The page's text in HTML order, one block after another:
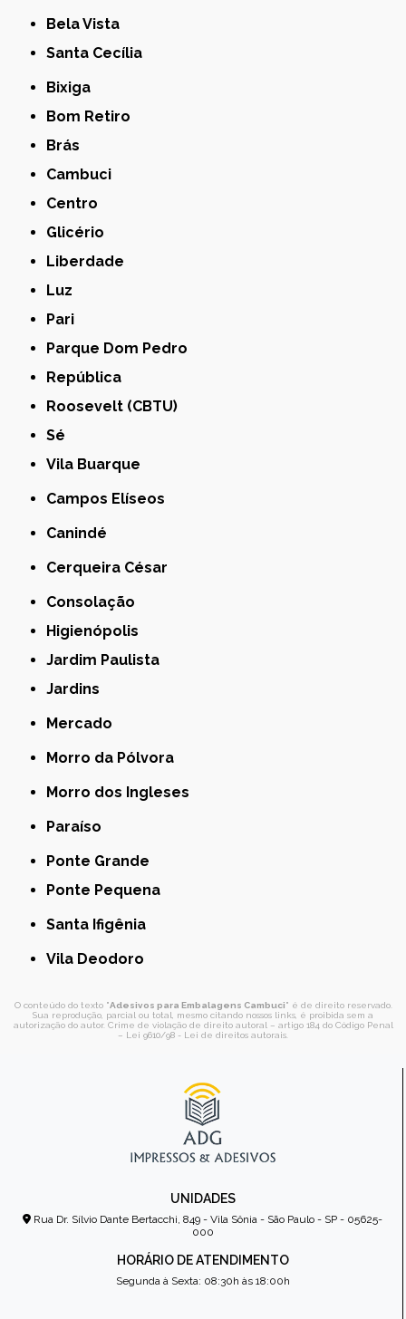
Bela Vista
Santa Cecília
Bixiga
Bom Retiro
Brás
Cambuci
Centro
Glicério
Liberdade
Luz
Pari
Parque Dom Pedro
República
Roosevelt (CBTU)
Sé
Vila Buarque
Campos Elíseos
Canindé
Cerqueira César
Consolação
Higienópolis
Jardim Paulista
Jardins
Mercado
Morro da Pólvora
Morro dos Ingleses
Paraíso
Ponte Grande
Ponte Pequena
Santa Ifigênia
Vila Deodoro
O conteúdo do texto "Adesivos para Embalagens Cambuci" é de direito reservado.
Sua reprodução, parcial ou total, mesmo citando nossos links, é proibida sem a
autorização do autor. Crime de violação de direito autoral – artigo 184 do Código Penal
– Lei 9610/98 - Lei de direitos autorais
UNIDADES
Rua Dr. Sílvio Dante Bertacchi, 849 - Vila Sônia - São Paulo - SP - 05625-
000
HORÁRIO DE ATENDIMENTO
Segunda à Sexta: 08:30h às 18:00h